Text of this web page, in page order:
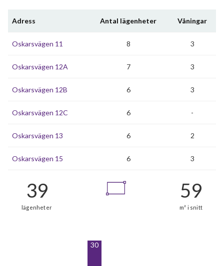
Adress Antal lägenheter Våningar
Oskarsvägen 11 8 3
Oskarsvägen 12A 7 3
Oskarsvägen 12B 6 3
Oskarsvägen 12C 6 -
Oskarsvägen 13 6 2
Oskarsvägen 15 6 3
30